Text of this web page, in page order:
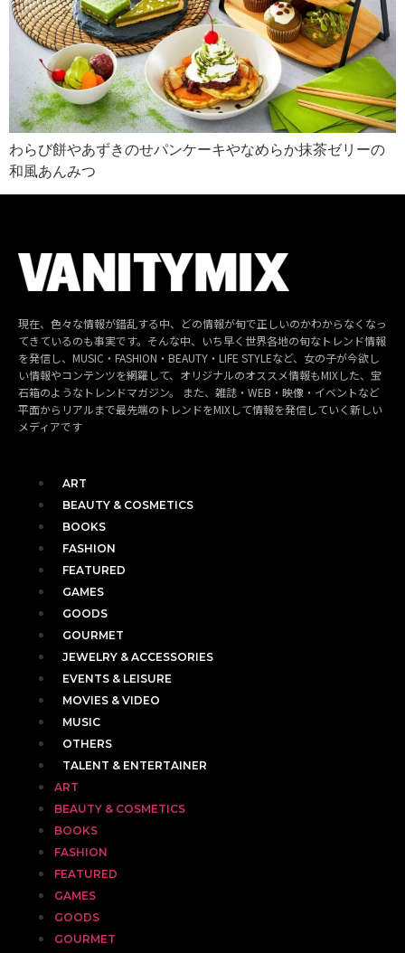
わらび餅やあずきのせパンケーキやなめらか抹茶ゼリーの
和風あんみつ
現在、色々な情報が錯乱する中、どの情報が旬で正しいのかわからなくなっ
てきているのも事実です。そんな中、いち早く世界各地の旬なトレンド情報
を発信し、MUSIC・FASHION・BEAUTY・LIFE STYLEなど、女の子が今欲し
い情報やコンテンツを網羅して、オリジナルのオススメ情報もMIXした、宝
石箱のようなトレンドマガジン。 また、雑誌・WEB・映像・イベントなど
平面からリアルまで最先端のトレンドをMIXして情報を発信していく新しい
メディアです
ART
BEAUTY & COSMETICS
BOOKS
FASHION
FEATURED
GAMES
GOODS
GOURMET
JEWELRY & ACCESSORIES
EVENTS & LEISURE
MOVIES & VIDEO
MUSIC
OTHERS
TALENT & ENTERTAINER
ART
BEAUTY & COSMETICS
BOOKS
FASHION
FEATURED
GAMES
GOODS
GOURMET